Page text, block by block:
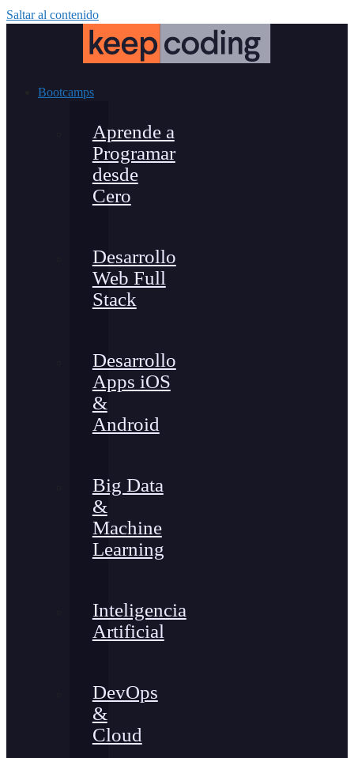
Saltar al contenido
Bootcamps
Aprende a
Programar
desde
Cero
Desarrollo
Web Full
Stack
Desarrollo
Apps iOS
&
Android
Big Data
&
Machine
Learning
Inteligencia
Artificial
DevOps
&
Cloud